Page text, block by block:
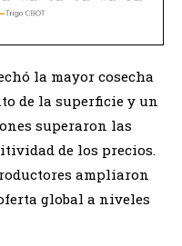
la mayor cosecha
de la superficie y un
superaron las
de los precios.
ampliaron
global a niveles